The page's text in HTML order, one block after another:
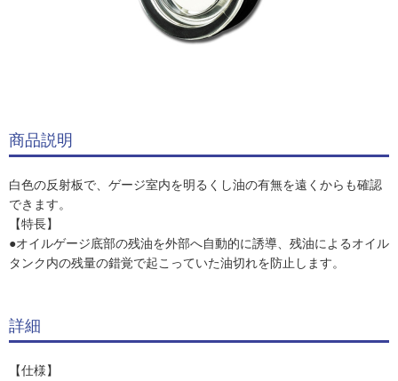
商品説明
白色の反射板で、ゲージ室内を明るくし油の有無を遠くからも確認
できます。
【特長】
●オイルゲージ底部の残油を外部へ自動的に誘導、残油によるオイル
タンク内の残量の錯覚で起こっていた油切れを防止します。
詳細
【仕様】